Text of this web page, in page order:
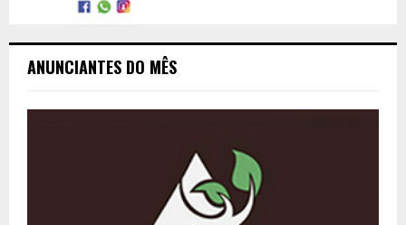
ANUNCIANTES DO MÊS